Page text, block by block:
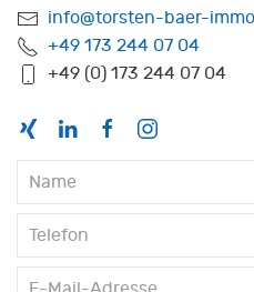
info@torsten-baer-
+49 173 244 07 04
+49 (0) 173 244 07 04